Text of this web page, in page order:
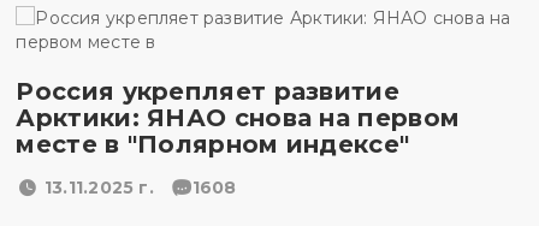
Россия укрепляет развитие
Арктики: ЯНАО снова на первом
месте в "Полярном индексе"
13.11.2025 г. 1608